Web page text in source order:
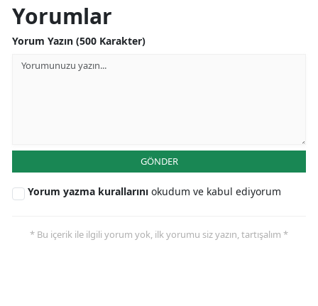
Yorumlar
Yorum Yazın (500 Karakter)
GÖNDER
Yorum yazma kurallarını okudum ve kabul ediyorum
* Bu içerik ile ilgili yorum yok, ilk yorumu siz yazın, tartışalım *